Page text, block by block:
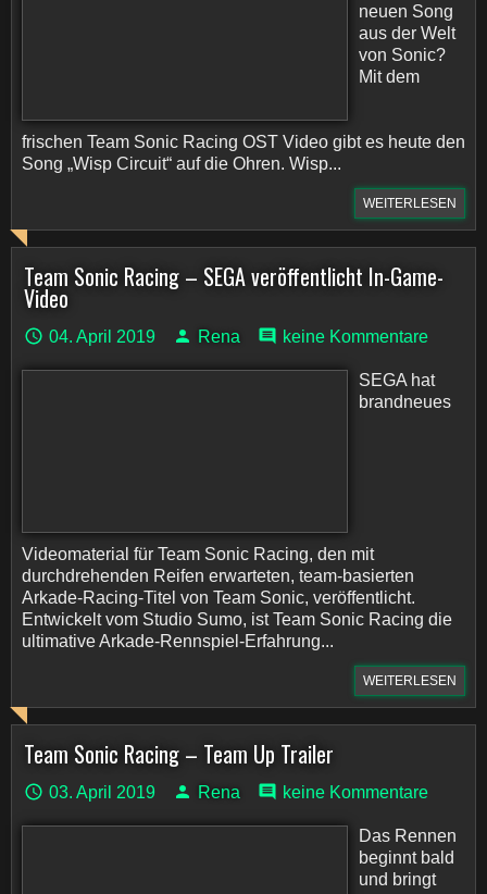
neuen Song
aus der Welt
von Sonic?
Mit dem
frischen Team Sonic Racing OST Video gibt es heute den
Song „Wisp Circuit“ auf die Ohren. Wisp...
WEITERLESEN
Team Sonic Racing – SEGA veröffentlicht In-Game-
Video
04. April 2019 Rena keine Kommentare
SEGA hat
brandneues
Videomaterial für Team Sonic Racing, den mit
durchdrehenden Reifen erwarteten, team-basierten
Arkade-Racing-Titel von Team Sonic, veröffentlicht.
Entwickelt vom Studio Sumo, ist Team Sonic Racing die
ultimative Arkade-Rennspiel-Erfahrung...
WEITERLESEN
Team Sonic Racing – Team Up Trailer
03. April 2019 Rena keine Kommentare
Das Rennen
beginnt bald
und bringt